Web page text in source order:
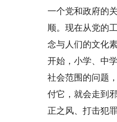
一个党和政府的
顺。现在从党的
念与人们的文化
开始，小学、中
社会范围的问题
付它，就会走到
正之风、打击犯